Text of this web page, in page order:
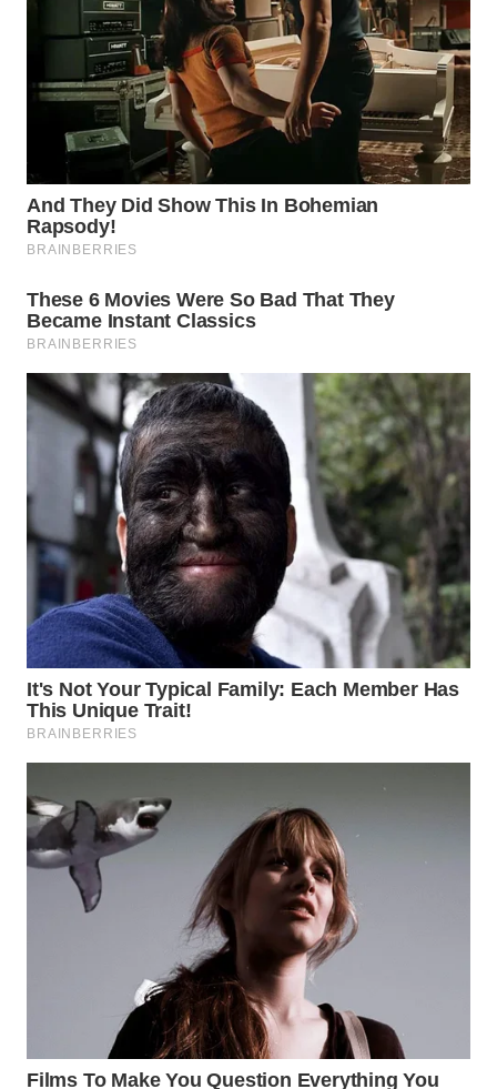
TANGERANG
BINJAI
WN
CIREBON
WN
INDRAMAYU
WN
KUNINGAN
WN
MAJALENGKA
SUBANG
WN
SUKABUMI
WN
PURWAKARTA
WN
WN
SEMARANG
BOROBUDUR
WN